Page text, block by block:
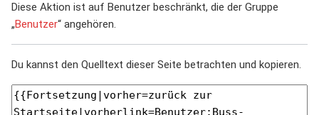
Diese Aktion ist auf Benutzer beschränkt, die der Gruppe
„Benutzer“ angehören.
Du kannst den Quelltext dieser Seite betrachten und kopieren.